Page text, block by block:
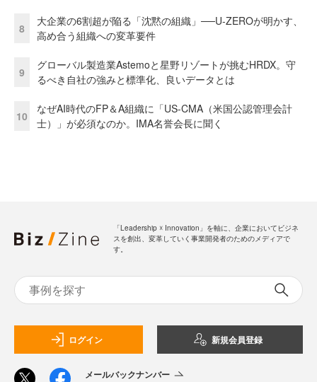
8
大企業の6割超が陥る「沈黙の組織」──U-ZEROが明かす、
高め合う組織への変革要件
9
グローバル製造業Astemoと星野リゾートが挑むHRDX。守
るべき自社の強みと標準化、良いデータとは
10
なぜAI時代のFP＆A組織に「US-CMA（米国公認管理会計
士）」が必須なのか。IMA名誉会長に聞く
「Leadership ☓ Innovation」を軸に、企業においてビジネ
スを創出、変革していく事業開発者のためのメディアで
す。
ログイン 新規会員登録
メールバックナンバー